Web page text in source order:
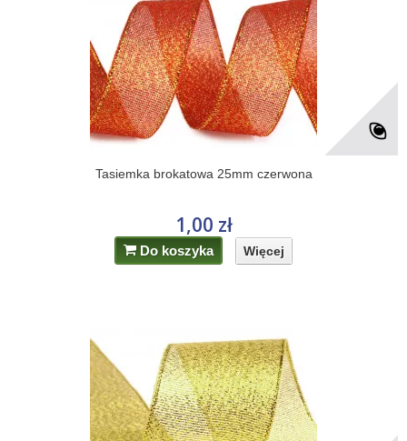
Tasiemka brokatowa 25mm czerwona
1,00 zł
Do koszyka Więcej